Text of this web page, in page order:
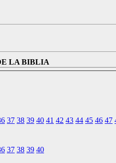
LA BIBLIA
37 38 39 40 41 42 43 44 45 46 47
37 38 39 40